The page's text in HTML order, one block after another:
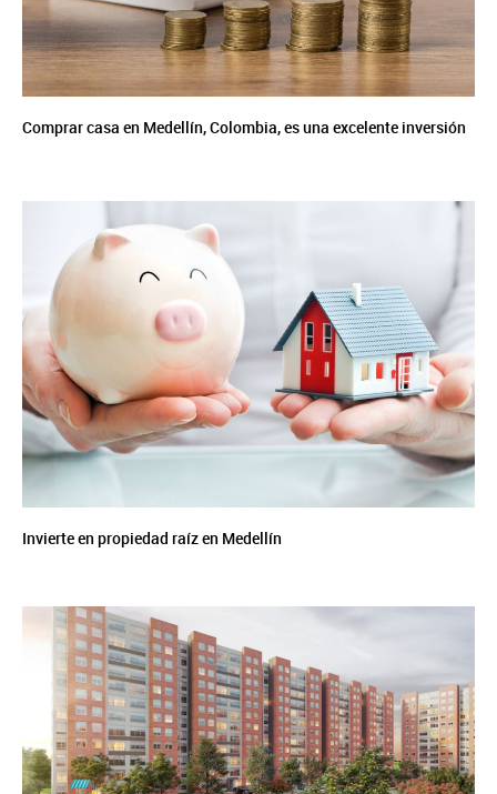
Comprar casa en Medellín, Colombia, es una excelente inversión
Invierte en propiedad raíz en Medellín